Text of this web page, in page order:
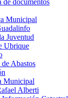
Municipal
Juventud
Ubrique
Abastos
Municipal
Alberti